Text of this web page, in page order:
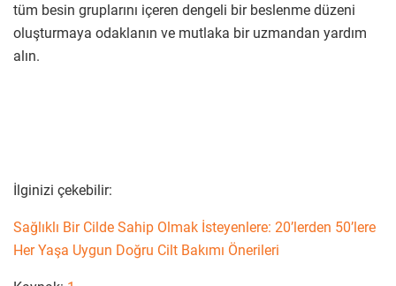
tüm besin gruplarını içeren dengeli bir beslenme düzeni
oluşturmaya odaklanın ve mutlaka bir uzmandan yardım
alın.
İlginizi çekebilir:
Sağlıklı Bir Cilde Sahip Olmak İsteyenlere: 20’lerden 50’lere
Her Yaşa Uygun Doğru Cilt Bakımı Önerileri